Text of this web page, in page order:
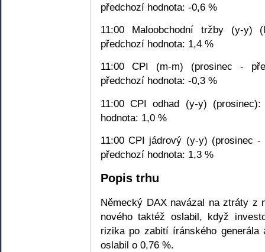
předchozí hodnota: -0,6 %
11:00 Maloobchodní tržby (y-y)
předchozí hodnota: 1,4 %
11:00 CPI (m-m) (prosinec -
předchozí hodnota: -0,3 %
11:00 CPI odhad (y-y)
hodnota: 1,0 %
11:00 CPI jádrový (y-y) (prosinec
předchozí hodnota: 1,3 %
Popis trhu
Německý DAX navázal na ztráty z
nového taktéž oslabil, když
rizika po zabití íránského generála
oslabil o 0,76 %.